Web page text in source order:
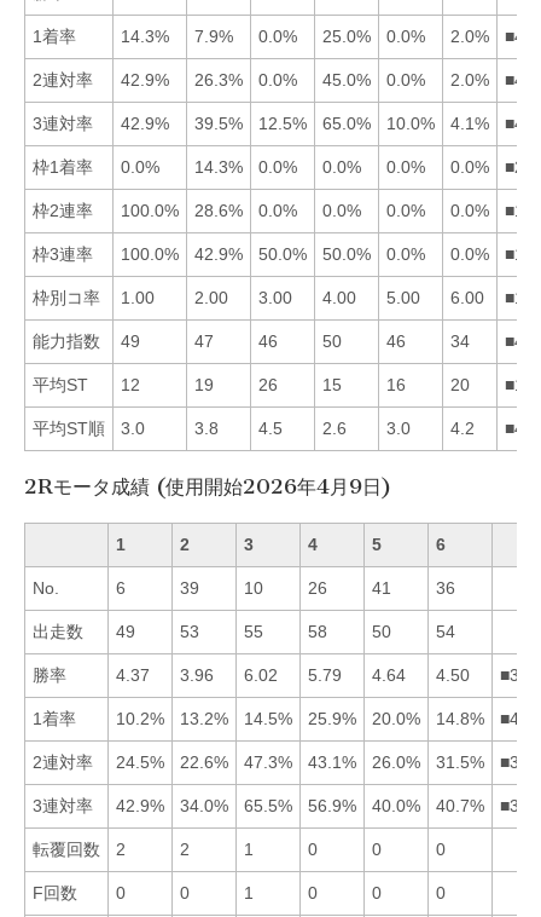
1着率 14.3% 7.9% 0.0% 25.0% 0.0% 2.0%
2連対率 42.9% 26.3% 0.0% 45.0% 0.0% 2.0%
3連対率 42.9% 39.5% 12.5% 65.0% 10.0% 4.1%
枠1着率 0.0% 14.3% 0.0% 0.0% 0.0% 0.0%
枠2連率 100.0% 28.6% 0.0% 0.0% 0.0% 0.0%
枠3連率 100.0% 42.9% 50.0% 50.0% 0.0% 0.0%
枠別コ率 1.00 2.00 3.00 4.00 5.00 6.00
能力指数 49 47 46 50 46 34
平均ST 12 19 26 15 16 20
平均ST順 3.0 3.8 4.5 2.6 3.0 4.2
2Rモータ成績 (使用開始2026年4月9日)
1 2 3 4 5 6
No. 6 39 10 26 41 36
出走数 49 53 55 58 50 54
勝率 4.37 3.96 6.02 5.79 4.64 4.50
1着率 10.2% 13.2% 14.5% 25.9% 20.0% 14.8%
2連対率 24.5% 22.6% 47.3% 43.1% 26.0% 31.5%
3連対率 42.9% 34.0% 65.5% 56.9% 40.0% 40.7%
転覆回数 2 2 1 0 0 0
F回数 0 0 1 0 0 0